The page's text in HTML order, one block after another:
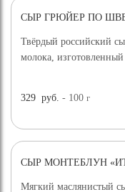
ХИТ ПРОДАЖ
СЫР ГРЮЙЕР ПО
Твёрдый российский
молока,
329 руб. - 100г
СЫР МОНТЕБЛУН
Мягкий маслянистый